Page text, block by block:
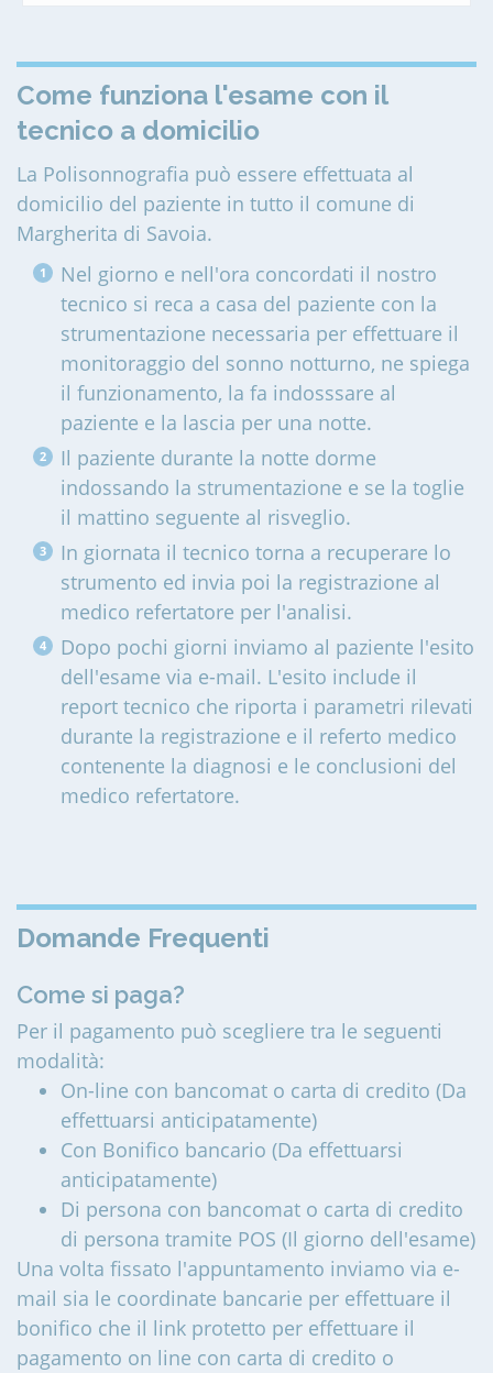
Come funziona l'esame con il
tecnico a domicilio
La Polisonnografia può essere effettuata al
domicilio del paziente in tutto il comune di
Margherita di Savoia.
Nel giorno e nell'ora concordati il nostro
tecnico si reca a casa del paziente con la
strumentazione necessaria per effettuare il
monitoraggio del sonno notturno, ne spiega
il funzionamento, la fa indosssare al
paziente e la lascia per una notte.
Il paziente durante la notte dorme
indossando la strumentazione e se la toglie
il mattino seguente al risveglio.
In giornata il tecnico torna a recuperare lo
strumento ed invia poi la registrazione al
medico refertatore per l'analisi.
Dopo pochi giorni inviamo al paziente l'esito
dell'esame via e-mail. L'esito include il
report tecnico che riporta i parametri rilevati
durante la registrazione e il referto medico
contenente la diagnosi e le conclusioni del
medico refertatore.
Domande Frequenti
Come si paga?
Per il pagamento può scegliere tra le seguenti
modalità:
On-line con bancomat o carta di credito (Da
effettuarsi anticipatamente)
Con Bonifico bancario (Da effettuarsi
anticipatamente)
Di persona con bancomat o carta di credito
di persona tramite POS (Il giorno dell'esame)
Una volta fissato l'appuntamento inviamo via e-
mail sia le coordinate bancarie per effettuare il
bonifico che il link protetto per effettuare il
pagamento on line con carta di credito o